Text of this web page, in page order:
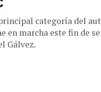
categoría del
en marcha este fin de
Gálvez.